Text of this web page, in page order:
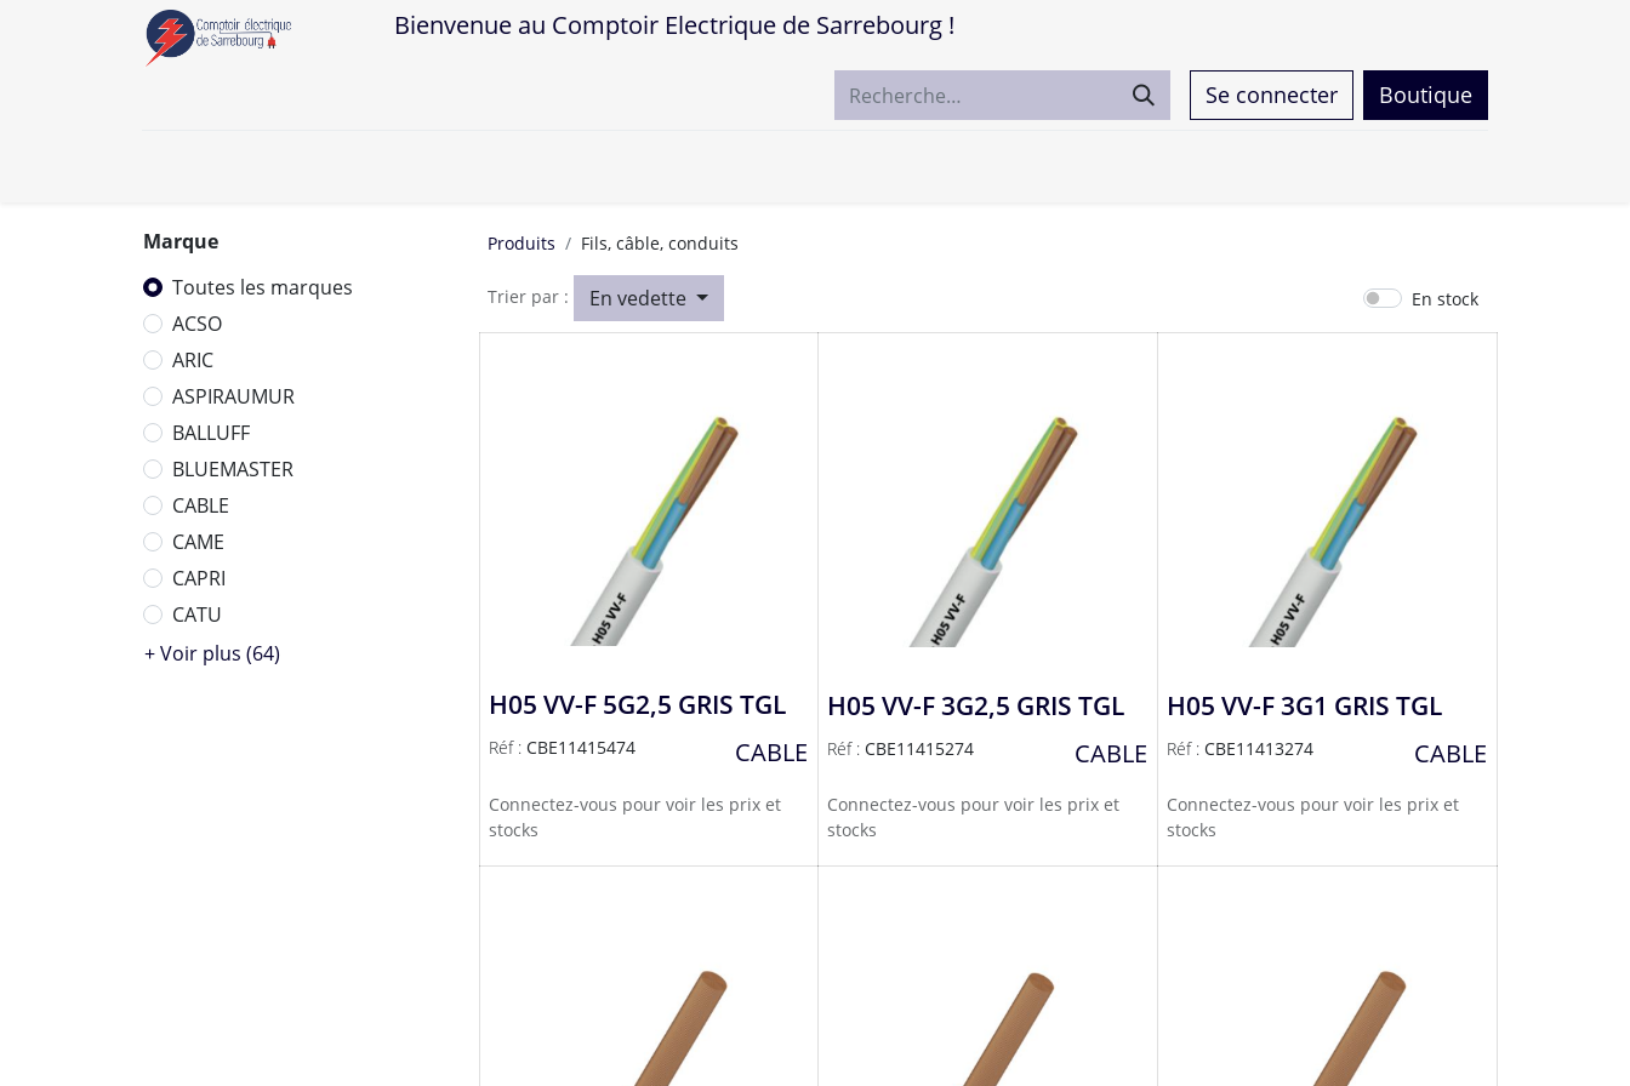
Bienvenue au Comptoir Electrique de Sarrebourg !
Se connecter Boutique
Marque
Toutes les marques
ACSO
ARIC
ASPIRAUMUR
BALLUFF
BLUEMASTER
CABLE
CAME
CAPRI
CATU
+ Voir plus (64)
Produits Fils, câble, conduits
Trier par : En vedette En stock
H05 VV-F 5G2,5 GRIS TGL
Réf : CBE11415474 CABLE
Connectez-vous pour voir les prix et
stocks
H05 VV-F 3G2,5 GRIS TGL
Réf : CBE11415274 CABLE
Connectez-vous pour voir les prix et
stocks
H05 VV-F 3G1 GRIS TGL
Réf : CBE11413274 CABLE
Connectez-vous pour voir les prix et
stocks